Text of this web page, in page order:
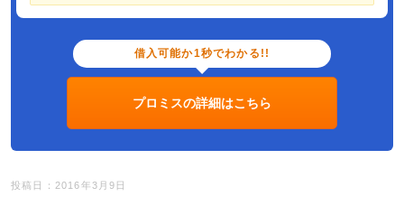
借入可能か1秒でわかる!!
プロミスの詳細はこちら
投稿日：2016年3月9日